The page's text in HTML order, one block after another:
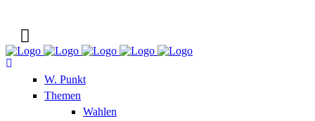
W. Punkt
Themen
Wahlen